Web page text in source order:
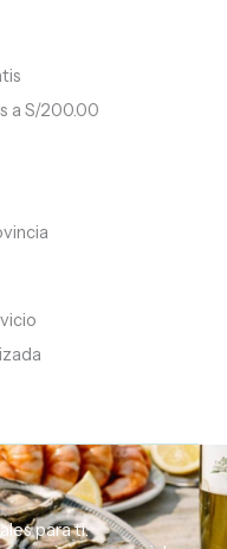
a S/200.00
para ti.